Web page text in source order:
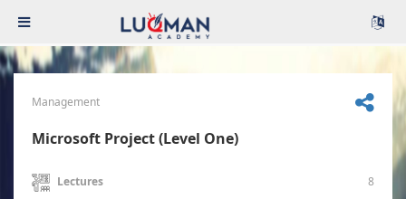
Management
Microsoft Project (Level One)
Lectures 8